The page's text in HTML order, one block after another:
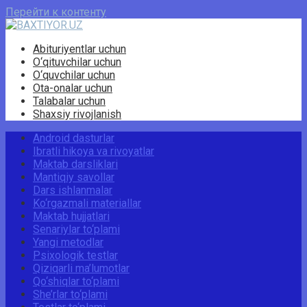
Перейти к контенту
Abituriyentlar uchun
O‘qituvchilar uchun
O‘quvchilar uchun
Ota-onalar uchun
Talabalar uchun
Shaxsiy rivojlanish
Android dasturlar
Ibratli hikoya va rivoyatlar
Maktab darsliklari
Mantiqiy savollar
Dars ishlanmalar
Ko‘rgazmali materiallar
Maktab hujjatlari
Senariylar to‘plami
Yangi metodlar
Psixologik testlar
Qiziqarli ma’lumotlar
Qo‘shiqlar to‘plami
She’rlar to‘plami